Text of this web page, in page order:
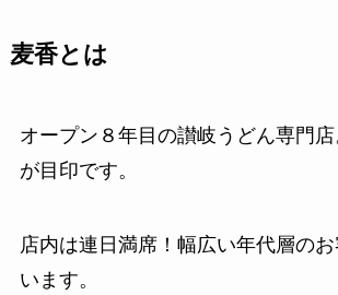
麦香とは
オープン８年目の讃岐うどん専門
が目印です。
店内は連日満席！幅広い年代層の
います。